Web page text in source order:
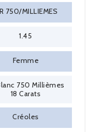
750/MILLIEMES
1.45
Femme
750 Millièmes
18 Carats
Créoles